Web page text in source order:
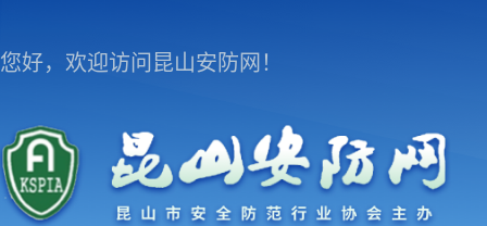
您好，欢迎访问昆山安防网！